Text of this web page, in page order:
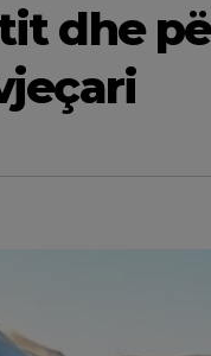
dhe